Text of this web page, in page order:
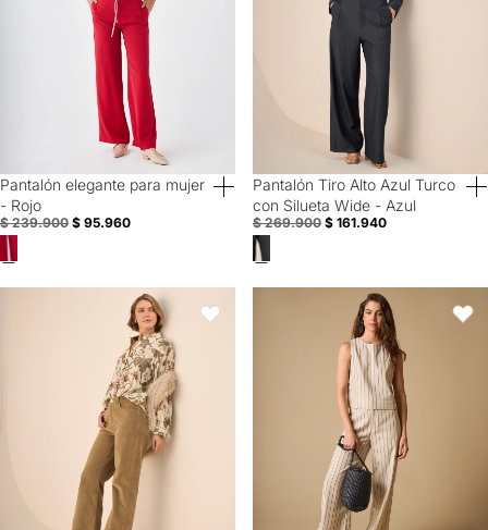
60% Off
Pantalón elegante para mujer
- Rojo
$ 239.900 $ 95.960
40% Off
Pantalón Tiro Alto Azul Turco
con Silueta Wide - Azul
$ 269.900 $ 161.940
Pantalón Pana Verde Wide Leg - Verde
Favoritos
Pantalón a rayas silueta recta